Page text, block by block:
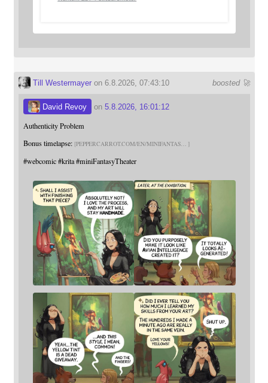
boosted 🚀
Till Westermayeron 6.8.2026, 07:43:10
David Revoy on 5.8.2026, 16:01:12
Authenticity Problem
Bonus timelapse: PEPPERCARROT.COM/EN/MINIFANTAS
#webcomic #krita #miniFantasyTheater